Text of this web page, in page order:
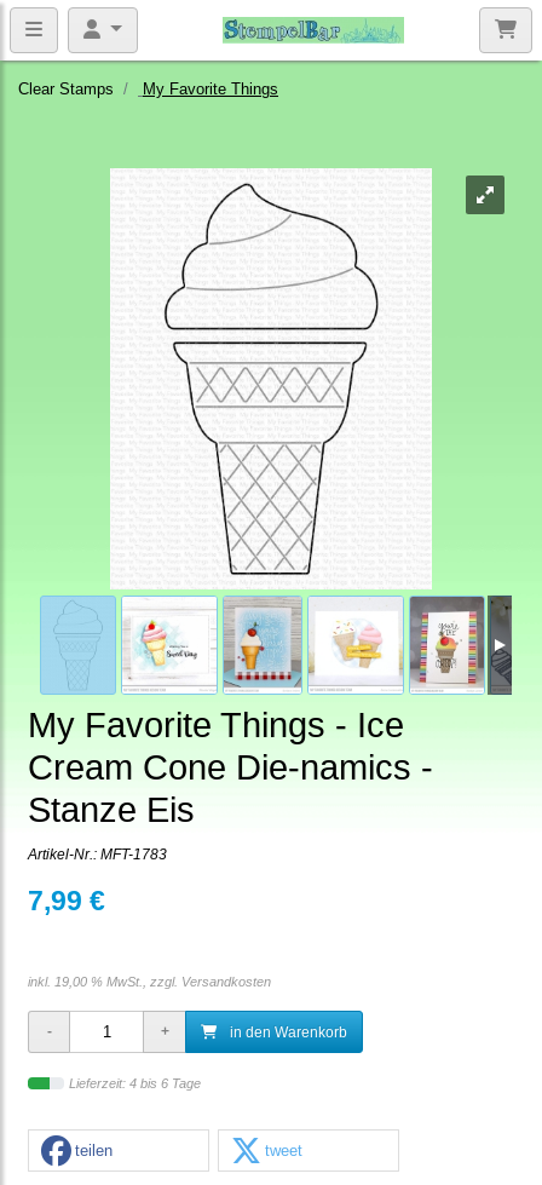
Clear Stamps My Favorite Things
My Favorite Things - Ice
Cream Cone Die-namics -
Stanze Eis
Artikel-Nr.: MFT-1783
7,99 €
inkl. 19,00 % MwSt., zzgl. Versandkosten
in den Warenkorb
Lieferzeit: 4 bis 6 Tage
teilen tweet